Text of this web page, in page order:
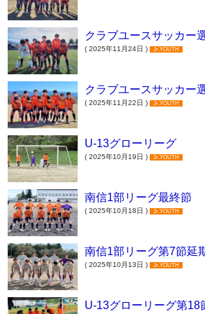
クラブユースサッカー
( 2025年11月24日 ) Jr.YOUTH
クラブユースサッカー
( 2025年11月22日 ) Jr.YOUTH
U-13グローリーグ
( 2025年10月19日 ) Jr.YOUTH
南信1部リーグ最終節
( 2025年10月18日 ) Jr.YOUTH
南信1部リーグ第7節延
( 2025年10月13日 ) Jr.YOUTH
U-13グローリーグ第18